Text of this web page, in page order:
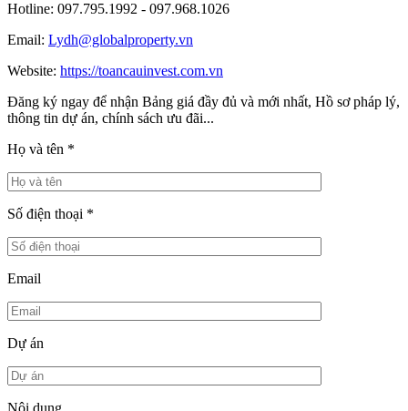
Hotline: 097.795.1992 - 097.968.1026
Email: Lydh@globalproperty.vn
Website: https://toancauinvest.com.vn
Đăng ký ngay để nhận Bảng giá đầy đủ và mới nhất, Hồ sơ pháp lý,
thông tin dự án, chính sách ưu đãi...
Họ và tên *
Số điện thoại *
Email
Dự án